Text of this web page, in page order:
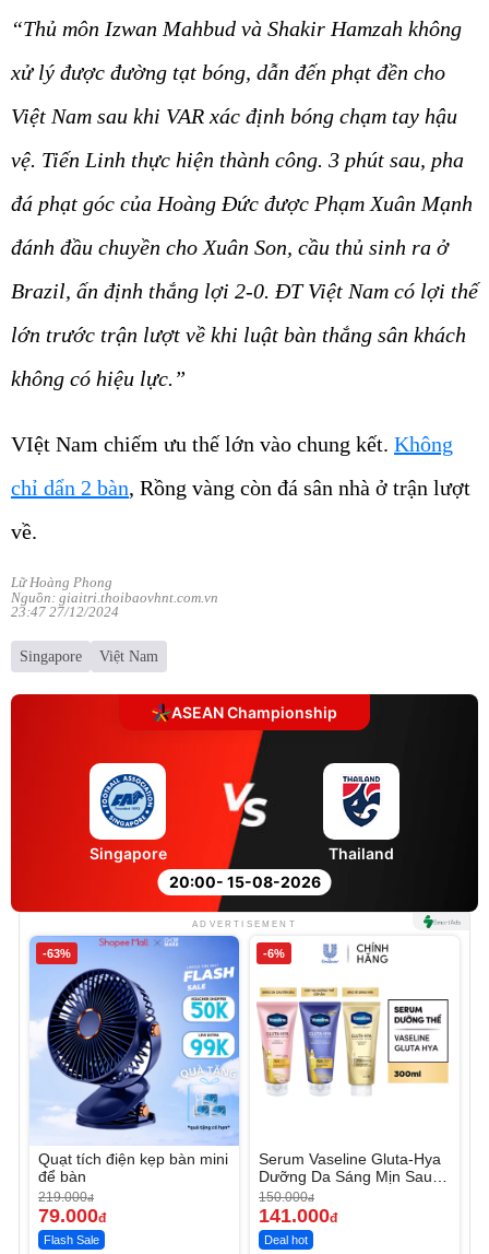
“Thủ môn Izwan Mahbud và Shakir Hamzah không
xử lý được đường tạt bóng, dẫn đến phạt đền cho
Việt Nam sau khi VAR xác định bóng chạm tay hậu
vệ. Tiến Linh thực hiện thành công. 3 phút sau, pha
đá phạt góc của Hoàng Đức được Phạm Xuân Mạnh
đánh đầu chuyền cho Xuân Son, cầu thủ sinh ra ở
Brazil, ấn định thắng lợi 2-0. ĐT Việt Nam có lợi thế
lớn trước trận lượt về khi luật bàn thắng sân khách
không có hiệu lực.”
VIệt Nam chiếm ưu thế lớn vào chung kết. Không
chỉ dẩn 2 bàn, Rồng vàng còn đá sân nhà ở trận lượt
về.
Lữ Hoàng Phong
Nguồn: giaitri.thoibaovhnt.com.vn
23:47 27/12/2024
Singapore Việt Nam
ASEAN Championship
20:00- 15-08-2026
Singapore Thailand
ADVERTISEMENT
-63%
Quạt tích điện kẹp bàn mini
để bàn
219.000đ
79.000đ
Flash Sale
-6%
Serum Vaseline Gluta-Hya
Dưỡng Da Sáng Mịn Sau 7
Ngày
150.000đ
141.000đ
Deal hot